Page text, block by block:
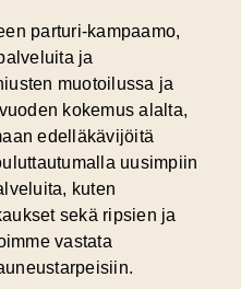
parturi-kampaamo,
ja
muotoilussa ja
kokemus alalta,
edelläkävijöitä
uusimpiin
kuten
sekä ripsien ja
vastata